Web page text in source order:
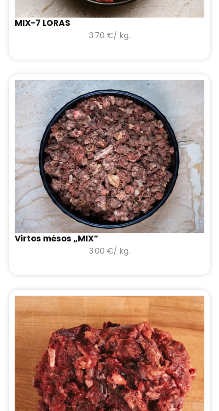
MIX-7 LORAS
3.70 €/ kg.
Virtos mėsos „MIX”
3.00 €/ kg.